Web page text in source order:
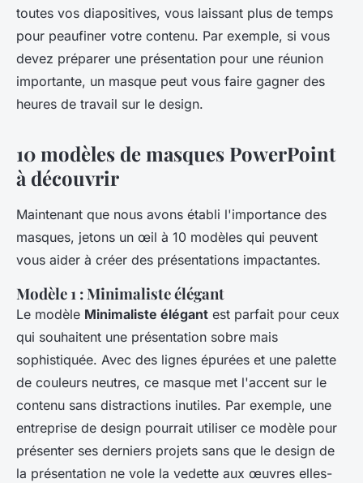
toutes vos diapositives, vous laissant plus de temps
pour peaufiner votre contenu. Par exemple, si vous
devez préparer une présentation pour une réunion
importante, un masque peut vous faire gagner des
heures de travail sur le design.
10 modèles de masques PowerPoint
à découvrir
Maintenant que nous avons établi l'importance des
masques, jetons un œil à 10 modèles qui peuvent
vous aider à créer des présentations impactantes.
Modèle 1 : Minimaliste élégant
Le modèle Minimaliste élégant est parfait pour ceux
qui souhaitent une présentation sobre mais
sophistiquée. Avec des lignes épurées et une palette
de couleurs neutres, ce masque met l'accent sur le
contenu sans distractions inutiles. Par exemple, une
entreprise de design pourrait utiliser ce modèle pour
présenter ses derniers projets sans que le design de
la présentation ne vole la vedette aux œuvres elles-